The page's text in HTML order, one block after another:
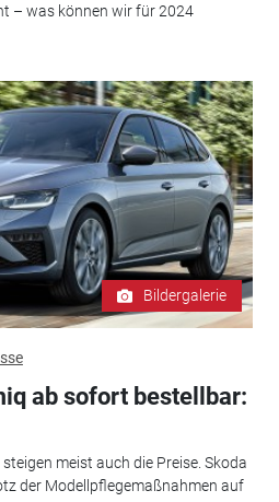
– was können wir für 2024
Bildergalerie
ab sofort bestellbar:
meist auch die Preise. Skoda
der Modellpflegemaßnahmen auf